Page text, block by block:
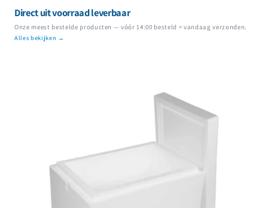
Direct uit voorraad leverbaar
Onze meest bestelde producten — vóór 14:00 besteld = vandaag verzonden.
Alles bekijken →